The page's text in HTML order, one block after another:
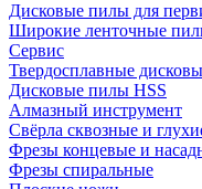
Дисковые пилы для
Широкие ленточные
Сервис
Твердосплавные
Дисковые пилы HSS
Алмазный инструмент
Свёрла сквозные и
Фрезы концевые и
Фрезы спиральные